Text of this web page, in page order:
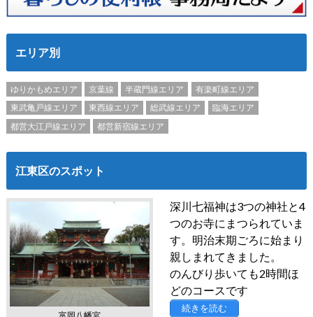
エリア別
ゆりかもめエリア 京葉線 半蔵門線エリア
有楽町線エリア
東武亀戸線エリア
東西線エリア 総武線エリア
臨海エリア
都営大江戸線エリア
都営新宿線エリア
江東区のスポット
深川七福神は3つの神社と4
つのお寺にまつられていま
す。明治末期ごろに始まり
親しまれてきました。
のんびり歩いても2時間ほ
どのコースです
続きを読む